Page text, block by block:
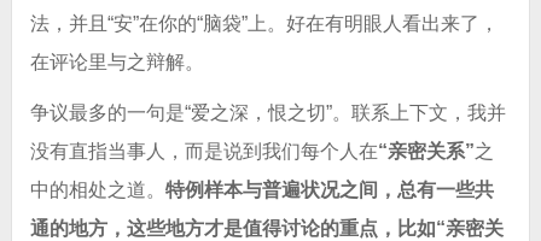
法，并且“安”在你的“脑袋”上。好在有明眼人看出来了，
在评论里与之辩解。
争议最多的一句是“爱之深，恨之切”。联系上下文，我并
没有直指当事人，而是说到我们每个人在“亲密关系”之
中的相处之道。 特例样本与普遍状况之间，总有一些共
通的地方，这些地方才是值得讨论的重点，比如“亲密关